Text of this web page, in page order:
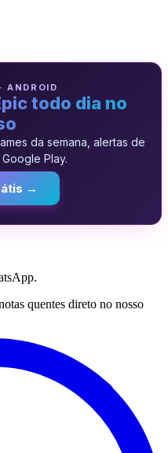
ANDROID
todo dia no
da semana, alertas de
Play.
→
quentes direto no nosso